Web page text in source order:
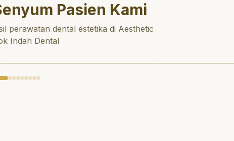
Pasien Kami
perawatan dental estetika di Aesthetic
Indah Dental